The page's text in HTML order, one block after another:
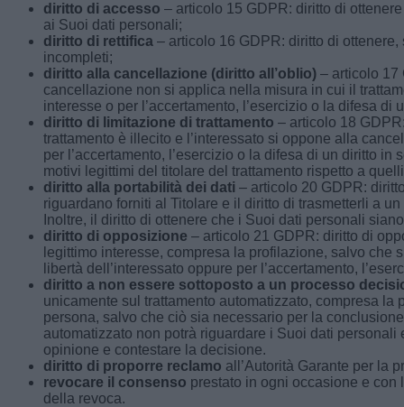
diritto di accesso – articolo 15 GDPR: diritto di
ai Suoi dati personali;
diritto di rettifica – articolo 16 GDPR: diritto di
incompleti;
diritto alla cancellazione (diritto all’oblio) – articolo 17
cancellazione non si applica nella misura in cui il
interesse o per l’accertamento, l’esercizio o la difesa di
diritto di limitazione di trattamento – articolo 18
trattamento è illecito e l’interessato si oppone alla
per l’accertamento, l’esercizio o la difesa di un diritto
motivi legittimi del titolare del trattamento rispetto a
diritto alla portabilità dei dati – articolo 20 GDPR:
riguardano forniti al Titolare e il diritto di trasmetterli a
Inoltre, il diritto di ottenere che i Suoi dati personali
diritto di opposizione – articolo 21 GDPR: diritto di
legittimo interesse, compresa la profilazione, salvo
libertà dell’interessato oppure per l’accertamento,
diritto a non essere sottoposto a un processo
unicamente sul trattamento automatizzato, compresa
persona, salvo che ciò sia necessario per la
automatizzato non potrà riguardare i Suoi dati
opinione e contestare la decisione.
diritto di proporre reclamo all’Autorità Garante per la
revocare il consenso prestato in ogni occasione e con
della revoca.